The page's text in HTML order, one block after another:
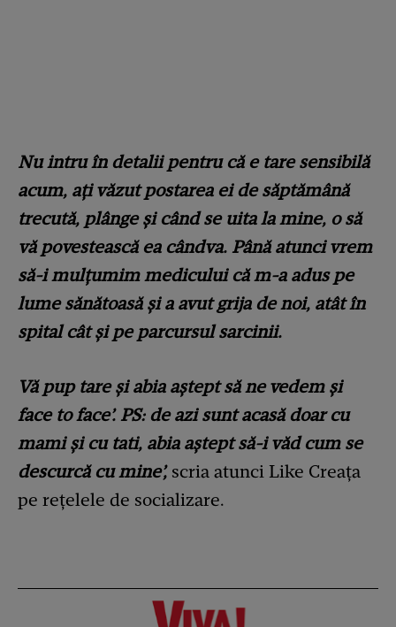
Nu intru în detalii pentru că e tare sensibilă
acum, ați văzut postarea ei de săptămână
trecută, plânge și când se uita la mine, o să
vă povestească ea cândva. Până atunci vrem
să-i mulțumim medicului că m-a adus pe
lume sănătoasă și a avut grija de noi, atât în
spital cât și pe parcursul sarcinii.
Vă pup tare și abia aștept să ne vedem și
face to face’. PS: de azi sunt acasă doar cu
mami și cu tati, abia aștept să-i văd cum se
descurcă cu mine’, scria atunci Like Creața
pe rețelele de socializare.